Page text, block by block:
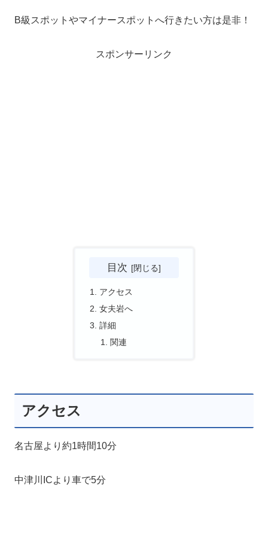
B級スポットやマイナースポットへ行きたい方は是非！
スポンサーリンク
目次
アクセス
女夫岩へ
詳細
関連
アクセス
名古屋より約1時間10分
中津川ICより車で5分